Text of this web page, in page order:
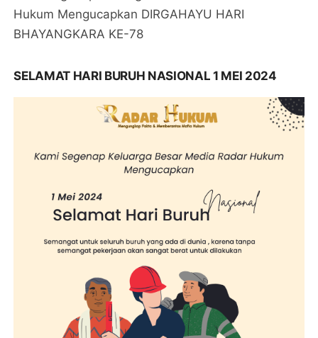
Hukum Mengucapkan DIRGAHAYU HARI
BHAYANGKARA KE-78
SELAMAT HARI BURUH NASIONAL 1 MEI 2024